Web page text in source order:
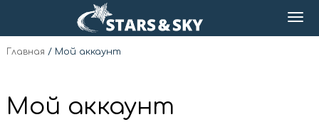
Главная / Мой аккаунт
Мой аккаунт